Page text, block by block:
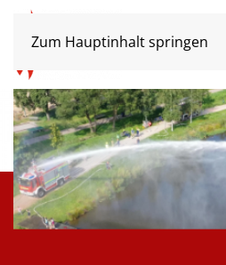
Zum Hauptinhalt springen